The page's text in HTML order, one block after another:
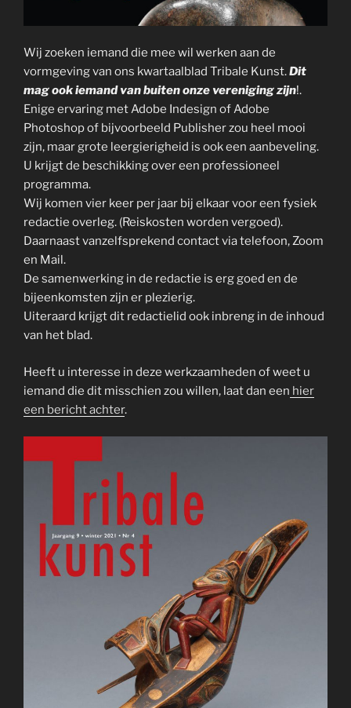
Wij zoeken iemand die mee wil werken aan de
vormgeving van ons kwartaalblad Tribale Kunst.Dit
mag ook iemand van buiten onze vereniging zijn!.
Enige ervaring met Adobe Indesign of Adobe
Photoshop of bijvoorbeeld Publisher zou heel mooi
zijn, maar grote leergierigheid is ook een aanbeveling.
U krijgt de beschikking over een professioneel
programma.
Wij komen vier keer per jaar bij elkaar voor een fysiek
redactie overleg. (Reiskosten worden vergoed).
Daarnaast vanzelfsprekend contact via telefoon, Zoom
en Mail.
De samenwerking in de redactie is erg goed en de
bijeenkomsten zijn er plezierig.
Uiteraard krijgt dit redactielid ook inbreng in de inhoud
van het blad.
Heeft u interesse in deze werkzaamheden of weet u
iemand die dit misschien zou willen, laat dan een hier
een bericht achter.